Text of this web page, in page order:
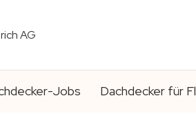
Jobs Dachdecker für